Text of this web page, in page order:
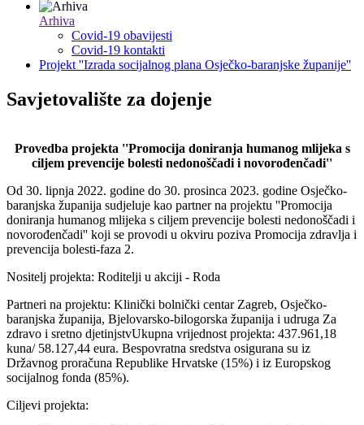
Arhiva
Covid-19 obavijesti
Covid-19 kontakti
Projekt ''Izrada socijalnog plana Osječko-baranjske županije''
Savjetovalište za dojenje
Provedba projekta ''Promocija doniranja humanog mlijeka s
ciljem prevencije bolesti nedonoščadi i novorođenčadi''
Od 30. lipnja 2022. godine do 30. prosinca 2023. godine Osječko-
baranjska županija sudjeluje kao partner na projektu ''Promocija
doniranja humanog mlijeka s ciljem prevencije bolesti nedonoščadi i
novorođenčadi'' koji se provodi u okviru poziva Promocija zdravlja i
prevencija bolesti-faza 2.
Nositelj projekta: Roditelji u akciji - Roda
Partneri na projektu: Klinički bolnički centar Zagreb, Osječko-
baranjska županija, Bjelovarsko-bilogorska županija i udruga Za
zdravo i sretno djetinjstvUkupna vrijednost projekta: 437.961,18
kuna/ 58.127,44 eura. Bespovratna sredstva osigurana su iz
Državnog proračuna Republike Hrvatske (15%) i iz Europskog
socijalnog fonda (85%).
Ciljevi projekta: